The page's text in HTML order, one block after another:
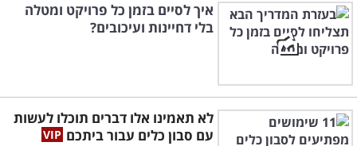
איך לסיים בזמן כל פרויקט ומטלה
בלי דחיינות ועיכובים?
לא תאמינו אלו דברים תוכלו לעשות
עם סבון כלים עבור ביתכם